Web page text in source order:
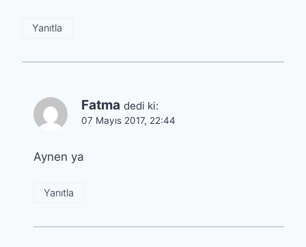
Yanıtla
Fatma dedi ki:
07 Mayıs 2017, 22:44
Aynen ya
Yanıtla